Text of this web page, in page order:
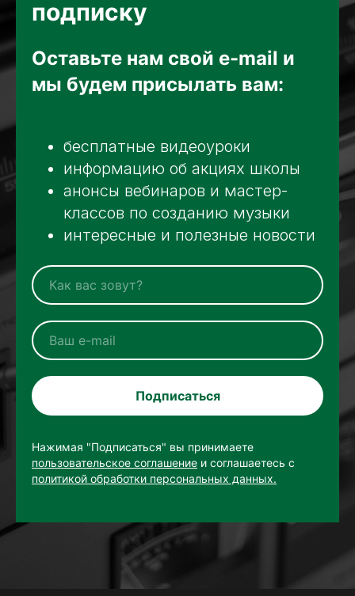
подписку
Оставьте нам свой e-mail и
мы будем присылать вам:
бесплатные видеоуроки
информацию об акциях школы
анонсы вебинаров и мастер-
классов по созданию музыки
интересные и полезные новости
Подписаться
Нажимая "Подписаться" вы принимаете
пользовательское соглашение и соглашаетесь с
политикой обработки персональных данных.